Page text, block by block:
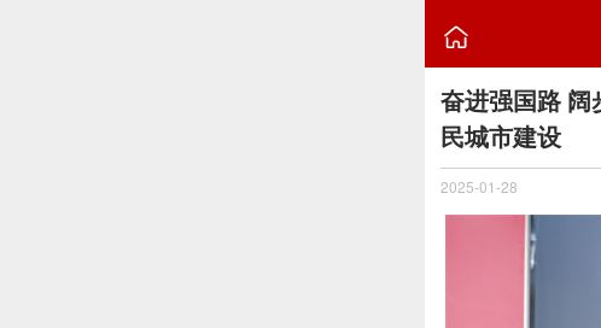

奋进强国路 阔
民城市建设
2025-01-28